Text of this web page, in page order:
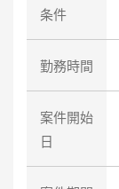
条件
勤務時間
案件開始
日